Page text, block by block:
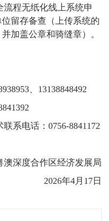
程无纸化线上系统申
留存备查（上传系统的
加盖公章和骑缝章）。
、13138848492
电话：0756-8841172
澳深度合作区经济发展局
2026年4月17日